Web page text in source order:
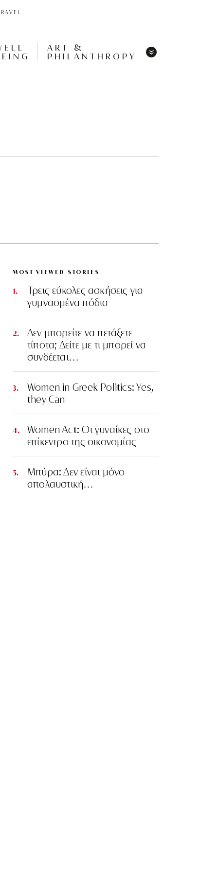
ART &
PHILANTHROPY
MOST VIEWED STORIES
Τρεις εύκολες ασκήσεις για
γυμνασμένα πόδια
Δεν μπορείτε να πετάξετε
τίποτα; Δείτε με τι μπορεί να
συνδέεται…
Women in Greek Politics: Yes,
they Can
Women Act: Οι γυναίκες στο
επίκεντρο της οικονομίας
Μπύρα: Δεν είναι μόνο
απολαυστική…